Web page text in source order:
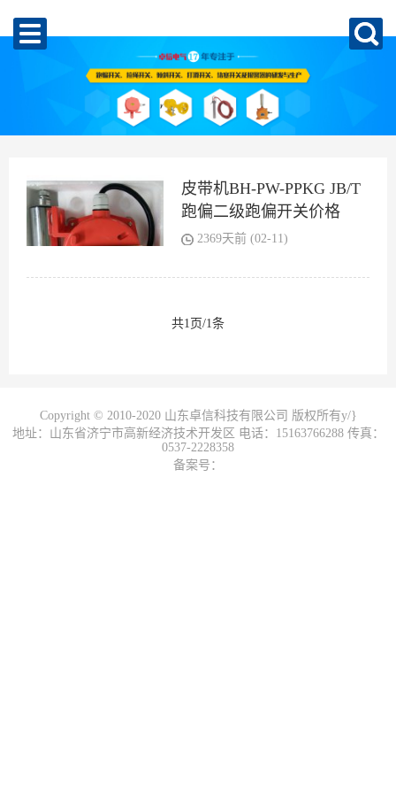
皮带机BH-PW-PPKG JB/T
跑偏二级跑偏开关价格
2369天前 (02-11)
共1页/1条
Copyright © 2010-2020 山东卓信科技有限公司 版权所有y/}
地址：山东省济宁市高新经济技术开发区 电话：15163766288 传真：
0537-2228358
备案号：